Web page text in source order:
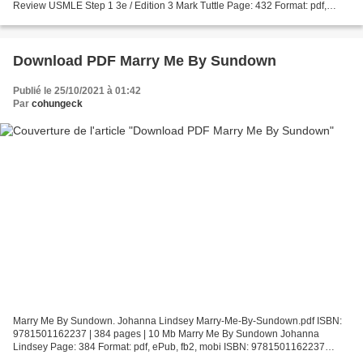
Review USMLE Step 1 3e / Edition 3 Mark Tuttle Page: 432 Format: pdf,
Download PDF Marry Me By Sundown
Publié le 25/10/2021 à 01:42
Par cohungeck
Marry Me By Sundown. Johanna Lindsey Marry-Me-By-Sundown.pdf ISBN:
9781501162237 | 384 pages | 10 Mb Marry Me By Sundown Johanna
Lindsey Page: 384 Format: pdf, ePub, fb2, mobi ISBN: 9781501162237